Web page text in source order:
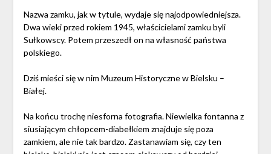
Nazwa zamku, jak w tytule, wydaje się najodpowiedniejsza.
Dwa wieki przed rokiem 1945, właścicielami zamku byli
Sułkowscy. Potem przeszedł on na własność państwa
polskiego.
Dziś mieści się w nim Muzeum Historyczne w Bielsku –
Białej.
Na końcu trochę niesforna fotografia. Niewielka fontanna z
siusiającym chłopcem-diabełkiem znajduje się poza
zamkiem, ale nie tak bardzo. Zastanawiam się, czy ten